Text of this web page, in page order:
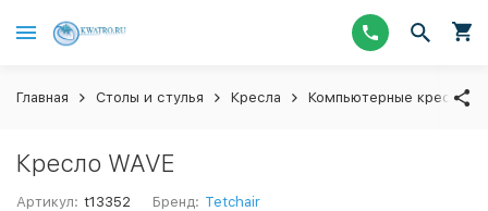
Главная Столы и стулья Кресла Компьютерные кресла
Кресло WAVE
Артикул: t13352 Бренд: Tetchair